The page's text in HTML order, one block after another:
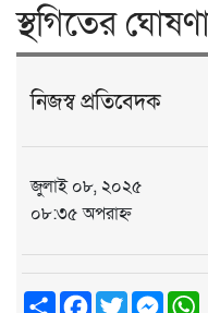
স্থগিতের
নিজস্ব প্রতিবেদক
জুলাই ০৮, ২০২৫
০৮:৩৫ অপরাহ্ন
ShareFacebook
Twitter